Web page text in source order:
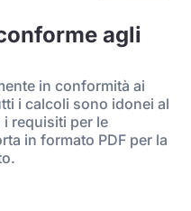
agli
in conformità ai
i calcoli sono idonei al
requisiti per le
in formato PDF per la